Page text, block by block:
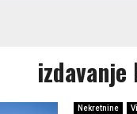
Nekretnine